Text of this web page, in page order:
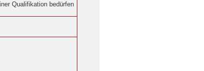
Qualifikation bedürfen